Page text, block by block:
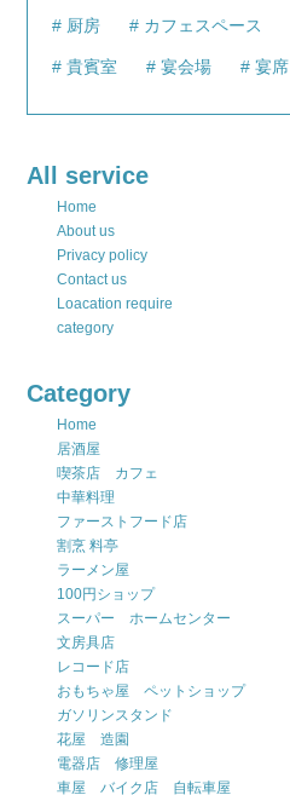
厨房 カフェスペース
貴賓室 宴会場 宴席
All service
Home
About us
Privacy policy
Contact us
Loacation require
category
Category
Home
居酒屋
喫茶店 カフェ
中華料理
ファーストフード店
割烹 料亭
ラーメン屋
100円ショップ
スーパー ホームセンター
文房具店
レコード店
おもちゃ屋 ペットショップ
ガソリンスタンド
花屋 造園
電器店 修理屋
車屋 バイク店 自転車屋